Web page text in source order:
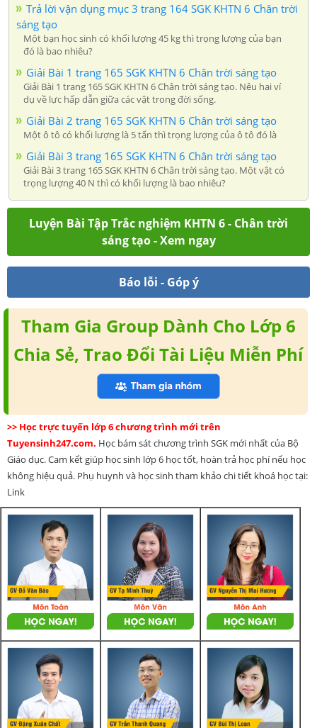
Trả lời vận dụng mục 3 trang 164 SGK KHTN 6 Chân trời
sáng tạo
Một bạn học sinh có khối lượng 45 kg thì trọng lượng của bạn
đó là bao nhiêu?
Giải Bài 1 trang 165 SGK KHTN 6 Chân trời sáng tạo
Giải Bài 1 trang 165 SGK KHTN 6 Chân trời sáng tạo. Nêu hai ví
dụ về lực hấp dẫn giữa các vật trong đời sống.
Giải Bài 2 trang 165 SGK KHTN 6 Chân trời sáng tạo
Một ô tô có khối lượng là 5 tấn thì trọng lượng của ô tô đó là
Giải Bài 3 trang 165 SGK KHTN 6 Chân trời sáng tạo
Giải Bài 3 trang 165 SGK KHTN 6 Chân trời sáng tạo. Một vật có
trọng lượng 40 N thì có khối lượng là bao nhiêu?
Luyện Bài Tập Trắc nghiệm KHTN 6 - Chân trời
sáng tạo - Xem ngay
Báo lỗi - Góp ý
Tham Gia Group Dành Cho Lớp 6
Chia Sẻ, Trao Đổi Tài Liệu Miễn Phí
>> Học trực tuyến lớp 6 chương trình mới trên
Tuyensinh247.com. Học bám sát chương trình SGK mới nhất của Bộ
Giáo dục. Cam kết giúp học sinh lớp 6 học tốt, hoàn trả học phí nếu học
không hiệu quả. Phụ huynh và học sinh tham khảo chi tiết khoá học tại:
Link